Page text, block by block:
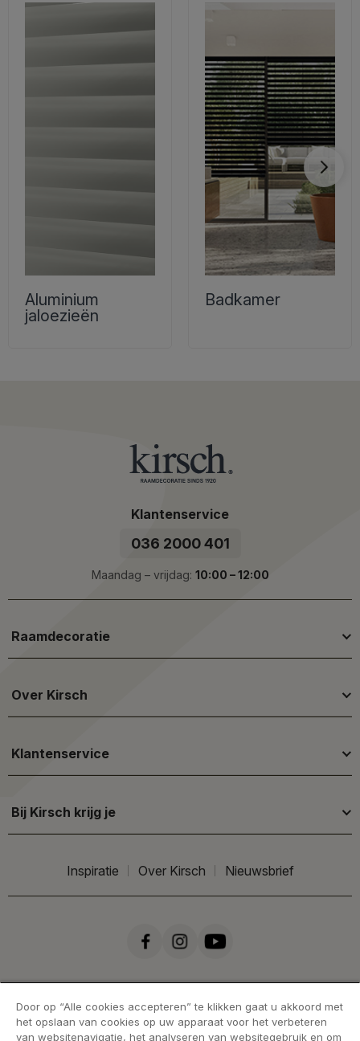
Aluminium
jaloezieën
Badkamer
Klantenservice
036 2000 401
Maandag – vrijdag: 10:00 – 12:00
Raamdecoratie
Over Kirsch
Klantenservice
Bij Kirsch krijg je
Inspiratie Over Kirsch Nieuwsbrief
Door op “Alle cookies accepteren” te klikken gaat u akkoord met
het opslaan van cookies op uw apparaat voor het verbeteren
van websitenavigatie, het analyseren van websitegebruik en om